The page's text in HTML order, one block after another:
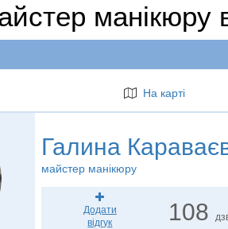
манікюру
На карті
Галина
майстер манікюру
Додати
відгук
108